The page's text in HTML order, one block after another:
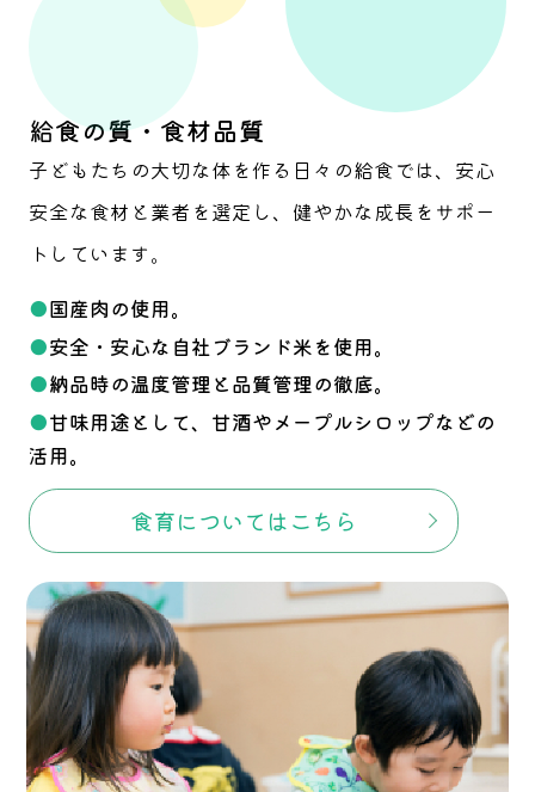
給食の質・食材品質
子どもたちの大切な体を作る日々の給食では、安心
安全な食材と業者を選定し、健やかな成長をサポー
トしています。
●国産肉の使用。
●安全・安心な自社ブランド米を使用。
●納品時の温度管理と品質管理の徹底。
●甘味用途として、甘酒やメープルシロップなどの
活用。
食育についてはこちら